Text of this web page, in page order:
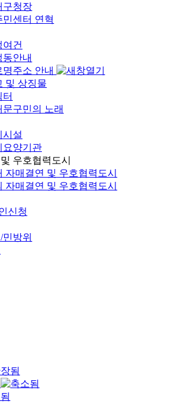
구청장
민센터 연혁
여건
동안내
명주소 안내
및 상징물
터
문구민의 노래
시설
요양기관
우호협력도시
자매결연 및 우호협력도시
자매결연 및 우호협력도시
신청
방위